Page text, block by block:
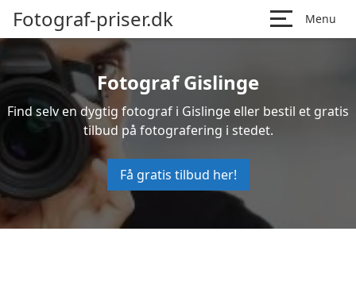
Fotograf-priser.dk Menu
Fotograf Gislinge
Find selv en dygtig fotograf i Gislinge eller bestil et gratis
tilbud på fotografering i stedet.
Få gratis tilbud her!